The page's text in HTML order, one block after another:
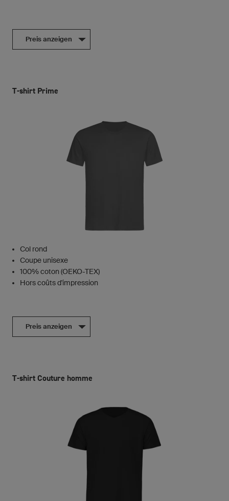
Preis anzeigen
T-shirt Prime
Col rond
Coupe unisexe
100% coton (OEKO-TEX)
Hors coûts d'impression
Preis anzeigen
T-shirt Couture homme